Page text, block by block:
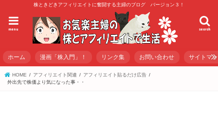
株ときどきアフィリエイトに奮闘する主婦のブログ バージョン３！
search
menu
ホーム 漫画「株入門」！ リンク集 お問い合わせ サイトマ
HOME アフィリエイト関連
アフィリエイト貼るだけ広告
外出先で株価より気になった事・・